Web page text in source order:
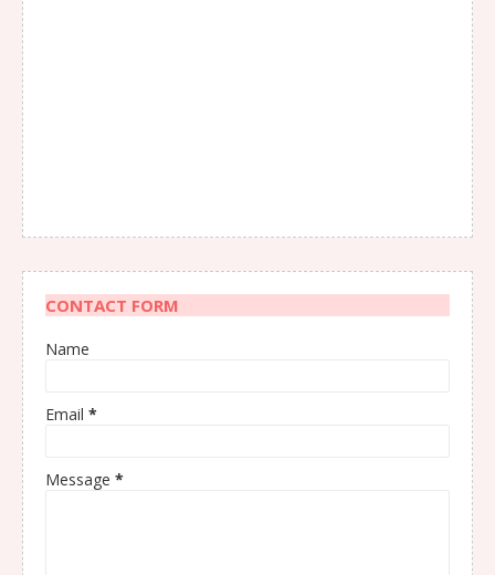
CONTACT FORM
Name
Email *
Message *